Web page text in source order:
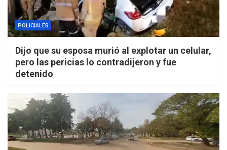
POLICIALES
Dijo que su esposa murió al explotar un celular,
pero las pericias lo contradijeron y fue
detenido